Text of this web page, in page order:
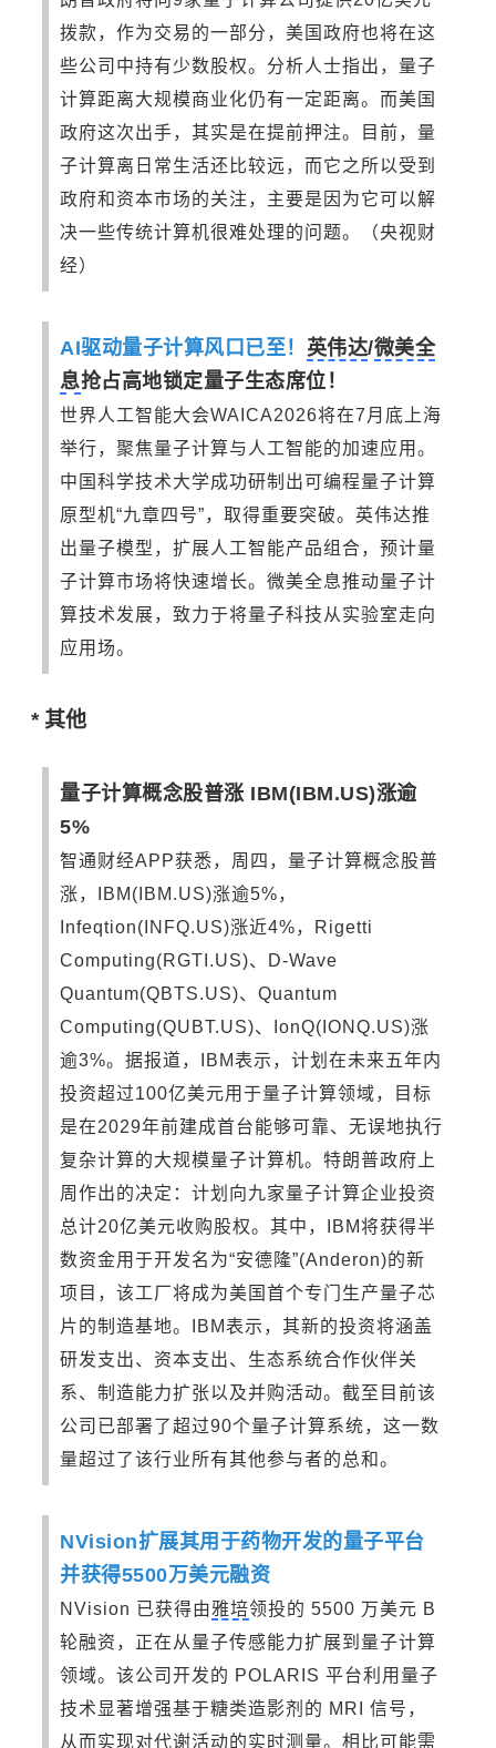
拨款，作为交易的一部分，美国政府也将在这
些公司中持有少数股权。分析人士指出，量子
计算距离大规模商业化仍有一定距离。而美国
政府这次出手，其实是在提前押注。目前，量
子计算离日常生活还比较远，而它之所以受到
政府和资本市场的关注，主要是因为它可以解
决一些传统计算机很难处理的问题。（央视财
经）
AI驱动量子计算风口已至！ 英伟达/微美全
息抢占高地锁定量子生态席位！
世界人工智能大会WAICA2026将在7月底上海
举行，聚焦量子计算与人工智能的加速应用。
中国科学技术大学成功研制出可编程量子计算
原型机“九章四号”，取得重要突破。英伟达推
出量子模型，扩展人工智能产品组合，预计量
子计算市场将快速增长。微美全息推动量子计
算技术发展，致力于将量子科技从实验室走向
应用场。
* 其他
量子计算概念股普涨 IBM(IBM.US)涨逾
5%
智通财经APP获悉，周四，量子计算概念股普
涨，IBM(IBM.US)涨逾5%，
Infeqtion(INFQ.US)涨近4%，Rigetti
Computing(RGTI.US)、D-Wave
Quantum(QBTS.US)、Quantum
Computing(QUBT.US)、IonQ(IONQ.US)涨
逾3%。据报道，IBM表示，计划在未来五年内
投资超过100亿美元用于量子计算领域，目标
是在2029年前建成首台能够可靠、无误地执行
复杂计算的大规模量子计算机。特朗普政府上
周作出的决定：计划向九家量子计算企业投资
总计20亿美元收购股权。其中，IBM将获得半
数资金用于开发名为“安德隆”(Anderon)的新
项目，该工厂将成为美国首个专门生产量子芯
片的制造基地。IBM表示，其新的投资将涵盖
研发支出、资本支出、生态系统合作伙伴关
系、制造能力扩张以及并购活动。截至目前该
公司已部署了超过90个量子计算系统，这一数
量超过了该行业所有其他参与者的总和。
NVision扩展其用于药物开发的量子平台
并获得5500万美元融资
NVision 已获得由雅培领投的 5500 万美元 B
轮融资，正在从量子传感能力扩展到量子计算
领域。该公司开发的 POLARIS 平台利用量子
技术显著增强基于糖类造影剂的 MRI 信号，
从而实现对代谢活动的实时测量。相比可能需